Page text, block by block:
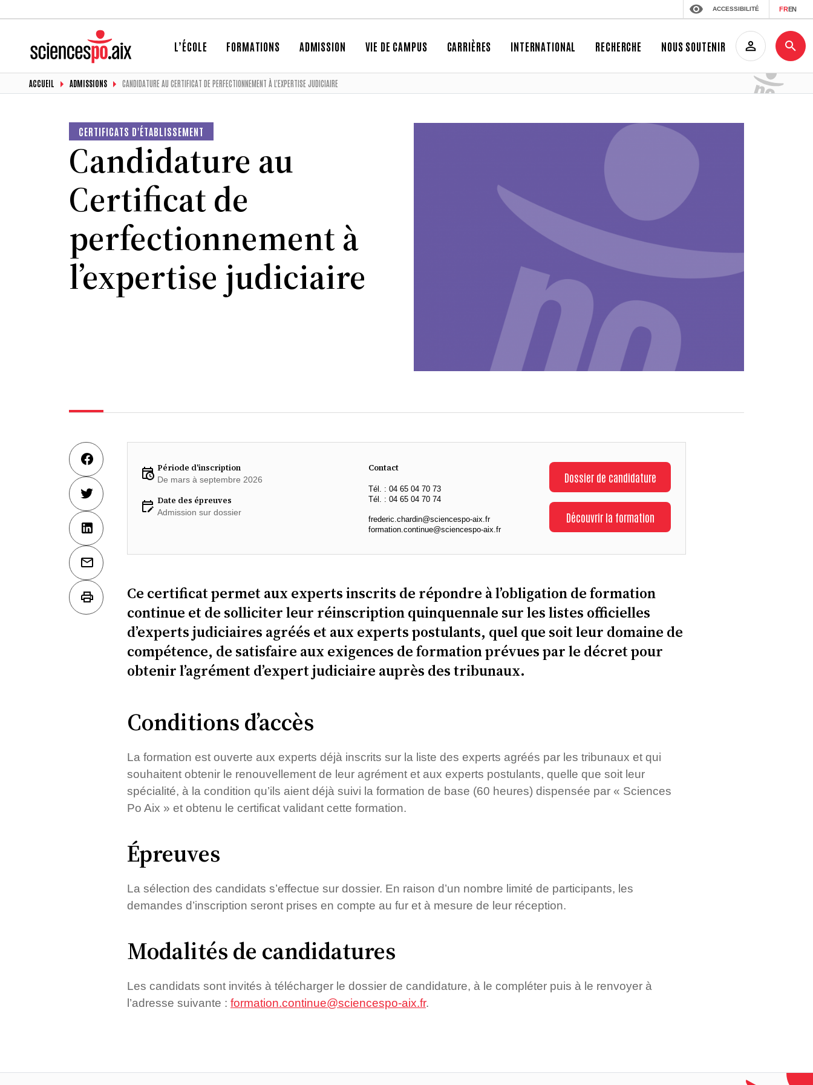
ACCESSIBILITÉ FREN
L’ÉCOLE FORMATIONS ADMISSION VIE DE CAMPUS CARRIÈRES INTERNATIONAL RECHERCHE NOUS SOUTENIR
ACCUEIL ADMISSIONS CANDIDATURE AU CERTIFICAT DE PERFECTIONNEMENT À L’EXPERTISE JUDICIAIRE
CERTIFICATS D'ÉTABLISSEMENT
Candidature au
Certificat de
perfectionnement à
l’expertise judiciaire
Période d'inscription
De mars à septembre 2026
Date des épreuves
Admission sur dossier
Contact
Tél. : 04 65 04 70 73
Tél. : 04 65 04 70 74
frederic.chardin@sciencespo-aix.fr
formation.continue@sciencespo-aix.fr
Dossier de candidature
Découvrir la formation
Ce certificat permet aux experts inscrits de répondre à l’obligation de formation
continue et de solliciter leur réinscription quinquennale sur les listes officielles
d’experts judiciaires agréés et aux experts postulants, quel que soit leur domaine de
compétence, de satisfaire aux exigences de formation prévues par le décret pour
obtenir l’agrément d’expert judiciaire auprès des tribunaux.
Conditions d’accès
La formation est ouverte aux experts déjà inscrits sur la liste des experts agréés par les tribunaux et qui
souhaitent obtenir le renouvellement de leur agrément et aux experts postulants, quelle que soit leur
spécialité, à la condition qu’ils aient déjà suivi la formation de base (60 heures) dispensée par « Sciences
Po Aix » et obtenu le certificat validant cette formation.
Épreuves
La sélection des candidats s’effectue sur dossier. En raison d’un nombre limité de participants, les
demandes d’inscription seront prises en compte au fur et à mesure de leur réception.
Modalités de candidatures
Les candidats sont invités à télécharger le dossier de candidature, à le compléter puis à le renvoyer à
l’adresse suivante : formation.continue@sciencespo-aix.fr.